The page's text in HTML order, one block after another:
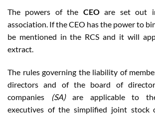
The powers of the CEOare set out
association. If the CEO has the power to
be mentioned in the RCS and it will
extract.
The rules governing the liability of
directors and of the board of
companies
(SA)are applicable to
executives of the simplified joint stock